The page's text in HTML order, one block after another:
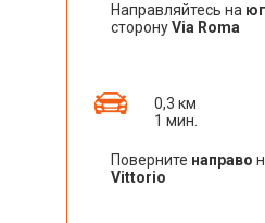
Направляйтесь на юг
сторонуVia Roma
0,3 км
1 мин.
Поверните направо
Vittorio